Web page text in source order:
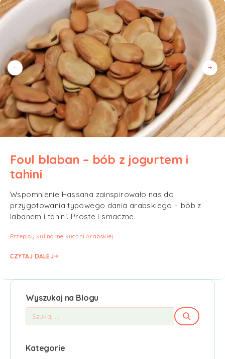
Foul blaban – bób z jogurtem i
tahini
Wspomnienie Hassana zainspirowało nas do
przygotowania typowego dania arabskiego – bób z
labanem i tahini. Proste i smaczne.
Przepisy kulinarne kuchni Arabskiej
CZYTAJ DALEJ
Wyszukaj na Blogu
Kategorie